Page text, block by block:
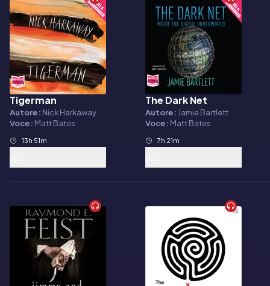
Audiolibro
Tigerman
Autore: Nick Harkaway
Voce: Matt Bates
13h 51m
Audiolibro
The Dark Net
Autore: Jamie Bartlett
Voce: Matt Bates
7h 21m